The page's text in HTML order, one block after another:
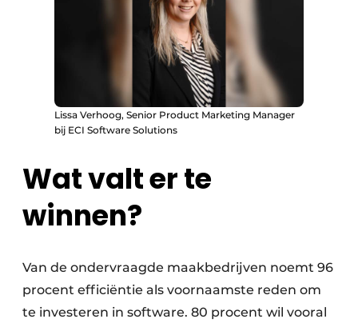
Lissa Verhoog, Senior Product Marketing Manager
bij ECI Software Solutions
Wat valt er te
winnen?
Van de ondervraagde maakbedrijven noemt 96
procent efficiëntie als voornaamste reden om
te investeren in software. 80 procent wil vooral